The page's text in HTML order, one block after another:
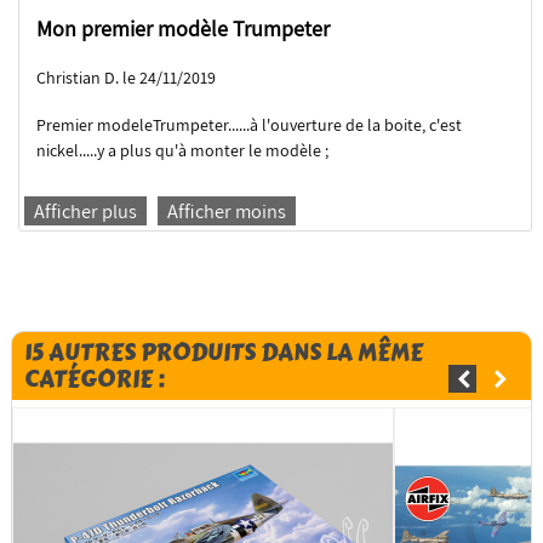
Mon premier modèle Trumpeter
Christian D. le 24/11/2019
Premier modeleTrumpeter......à l'ouverture de la boite, c'est
nickel.....y a plus qu'à monter le modèle ;
Afficher plus Afficher moins
15 AUTRES PRODUITS DANS LA MÊME
CATÉGORIE :